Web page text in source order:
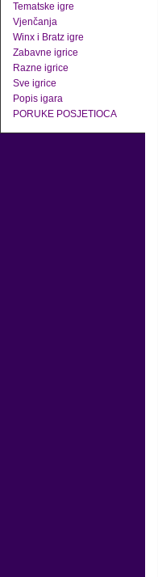
Tematske igre
Vjenčanja
Winx i Bratz igre
Zabavne igrice
Razne igrice
Sve igrice
Popis igara
PORUKE POSJETIOCA